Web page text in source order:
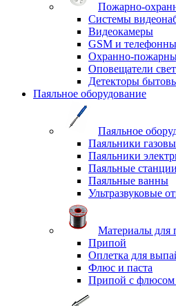
Пожарно-
Системы
Видеокамеры
GSM и
Охранно-
Оповещатели
Детекторы
Паяльное оборудование
Паяльное
Паяльники
Паяльники
Паяльные станции
Паяльные ванны
Ультразвуковые
Материалы для
Припой
Оплетка для
Флюс и паста
Припой с флюсом